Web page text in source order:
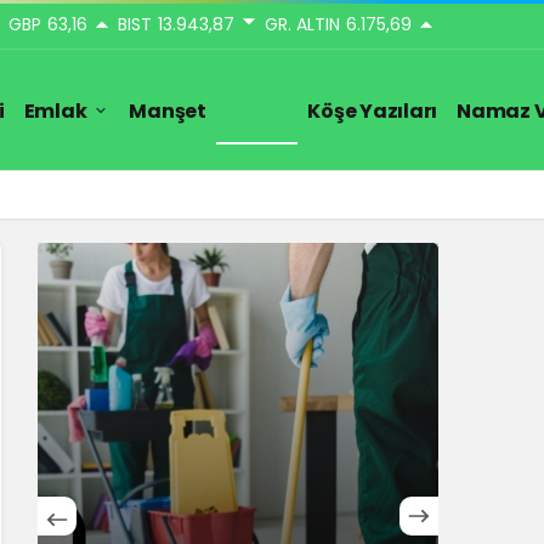
GBP 63,16 BIST 13.943,87 GR. ALTIN 6.175,69
Emlak Manşet Köşe Yazıları Namaz